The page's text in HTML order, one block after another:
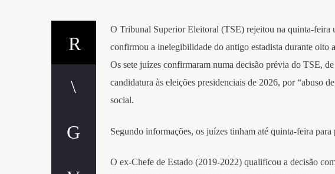
O Tribunal Superior Eleitoral (TSE) rejeitou na quinta-feira
confirmou a inelegibilidade do antigo estadista durante oito
Os sete juízes confirmaram numa decisão prévia do TSE,
candidatura às eleições presidenciais de 2026, por “abuso
social.
Segundo informações, os juízes tinham até quinta-feira
O ex-Chefe de Estado (2019-2022) qualificou a decisão